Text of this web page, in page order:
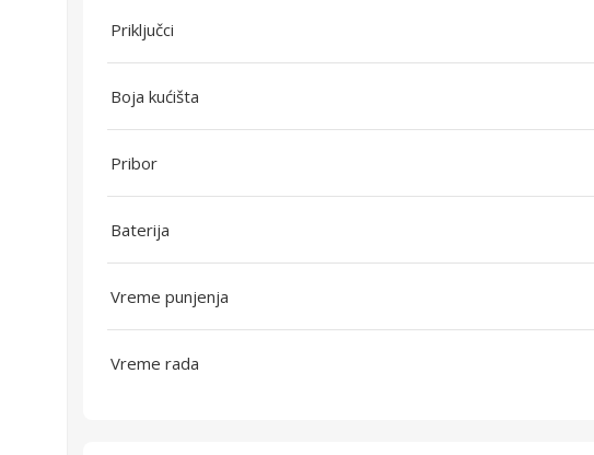
Priključci
Boja kućišta
Pribor
Baterija
Vreme punjenja
Vreme rada